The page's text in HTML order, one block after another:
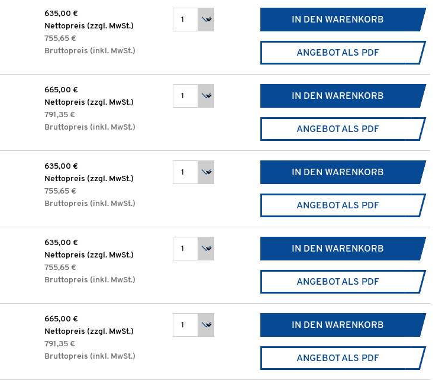
635,00 €
Nettopreis (zzgl. MwSt.)
755,65 €
Bruttopreis (inkl. MwSt.)
IN DEN WARENKORB
ANGEBOT ALS PDF
665,00 €
Nettopreis (zzgl. MwSt.)
791,35 €
Bruttopreis (inkl. MwSt.)
IN DEN WARENKORB
ANGEBOT ALS PDF
635,00 €
Nettopreis (zzgl. MwSt.)
755,65 €
Bruttopreis (inkl. MwSt.)
IN DEN WARENKORB
ANGEBOT ALS PDF
635,00 €
Nettopreis (zzgl. MwSt.)
755,65 €
Bruttopreis (inkl. MwSt.)
IN DEN WARENKORB
ANGEBOT ALS PDF
665,00 €
Nettopreis (zzgl. MwSt.)
791,35 €
Bruttopreis (inkl. MwSt.)
IN DEN WARENKORB
ANGEBOT ALS PDF